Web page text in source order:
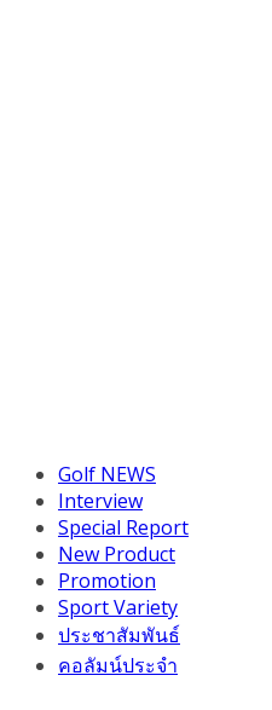
Golf NEWS
Interview
Special Report
New Product
Promotion
Sport Variety
ประชาสัมพันธ์
คอลัมน์ประจำ